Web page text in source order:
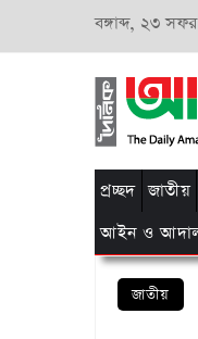
বঙ্গাব্দ, ২৩ সফর
প্রচ্ছদ জাতীয়
আইন ও
জাতীয়